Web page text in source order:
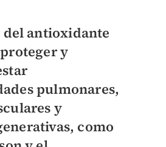
antioxidante
y
pulmonares,
y
como